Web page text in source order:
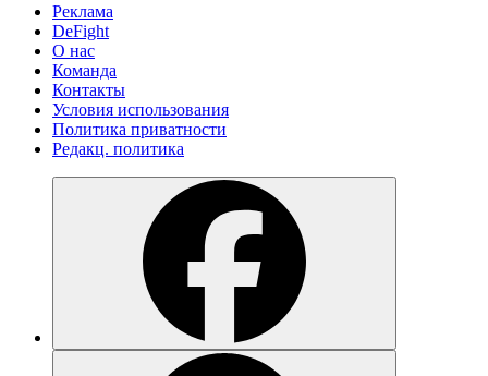
Реклама
DeFight
О нас
Команда
Контакты
Условия использования
Политика приватности
Редакц. политика